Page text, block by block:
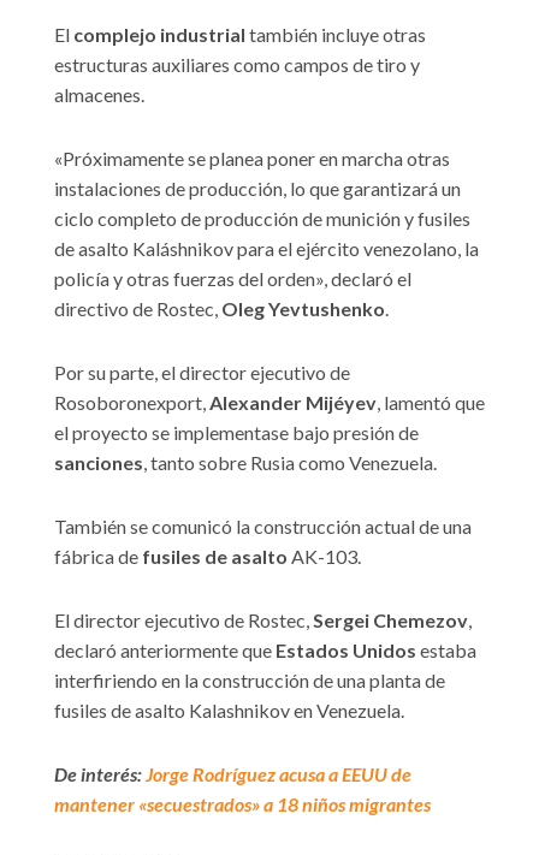
El complejo industrial también incluye otras
estructuras auxiliares como campos de tiro y
almacenes.
«Próximamente se planea poner en marcha otras
instalaciones de producción, lo que garantizará un
ciclo completo de producción de munición y fusiles
de asalto Kaláshnikov para el ejército venezolano, la
policía y otras fuerzas del orden», declaró el
directivo de Rostec, Oleg Yevtushenko.
Por su parte, el director ejecutivo de
Rosoboronexport,Alexander Mijéyev, lamentó que
el proyecto se implementase bajo presión de
sanciones, tanto sobre Rusia como Venezuela.
También se comunicó la construcción actual de una
fábrica de fusiles de asalto AK-103.
El director ejecutivo de Rostec,Sergei Chemezov,
declaró anteriormente que Estados Unidos estaba
interfiriendo en la construcción de una planta de
fusiles de asalto Kalashnikov en Venezuela.
De interés:Jorge Rodríguez acusa a EEUU de
mantener «secuestrados» a 18 niños migrantes